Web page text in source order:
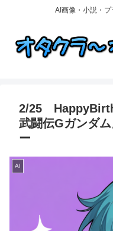
AI画像・小説・
2/25
武闘伝Gガンダ
ー
AI